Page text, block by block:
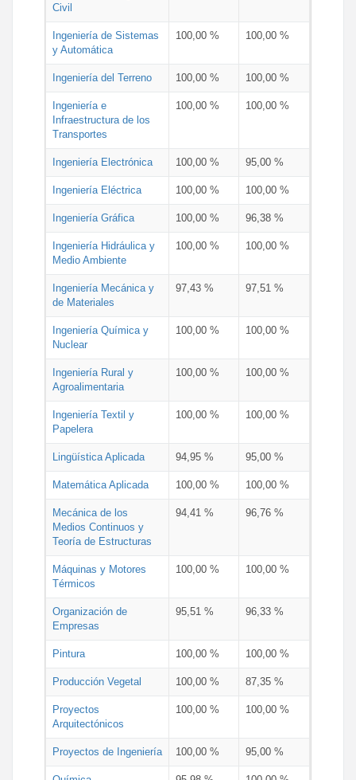
Civil
Ingeniería de Sistemas
y Automática
100,00 % 100,00 %
Ingeniería del Terreno 100,00 % 100,00 %
Ingeniería e
Infraestructura de los
Transportes
100,00 % 100,00 %
Ingeniería Electrónica 100,00 % 95,00 %
Ingeniería Eléctrica 100,00 % 100,00 %
Ingeniería Gráfica 100,00 % 96,38 %
Ingeniería Hidráulica y
Medio Ambiente
100,00 % 100,00 %
Ingeniería Mecánica y
de Materiales
97,43 % 97,51 %
Ingeniería Química y
Nuclear
100,00 % 100,00 %
Ingeniería Rural y
Agroalimentaria
100,00 % 100,00 %
Ingeniería Textil y
Papelera
100,00 % 100,00 %
Lingüística Aplicada 94,95 % 95,00 %
Matemática Aplicada 100,00 % 100,00 %
Mecánica de los
Medios Continuos y
Teoría de Estructuras
94,41 % 96,76 %
Máquinas y Motores
Térmicos
100,00 % 100,00 %
Organización de
Empresas
95,51 % 96,33 %
Pintura 100,00 % 100,00 %
Producción Vegetal 100,00 % 87,35 %
Proyectos
Arquitectónicos
100,00 % 100,00 %
Proyectos de Ingeniería 100,00 % 95,00 %